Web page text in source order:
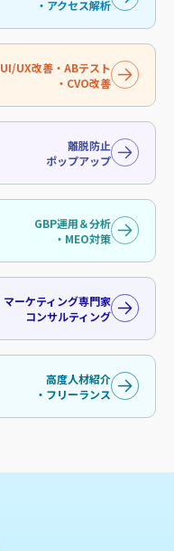
・アクセス解析
UI/UX改善・ABテスト
・CVO改善
離脱防止
ポップアップ
GBP運用＆分析
・MEO対策
マーケティング専門家
コンサルティング
高度人材紹介
・フリーランス